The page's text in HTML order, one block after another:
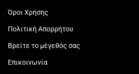
Όροι Χρήσης
Πολιτική Απορρήτου
Βρείτε το μέγεθός σας
Επικοινωνία